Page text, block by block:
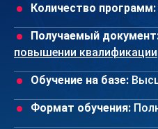
Количество программ:
Получаемый
повышении квалификации
Обучение на базе:
Формат обучения: